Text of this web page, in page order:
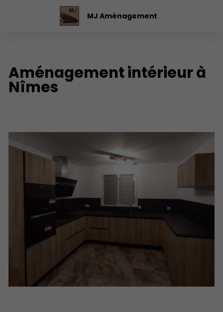
MJ Aménagement
Aménagement intérieur à
Nîmes